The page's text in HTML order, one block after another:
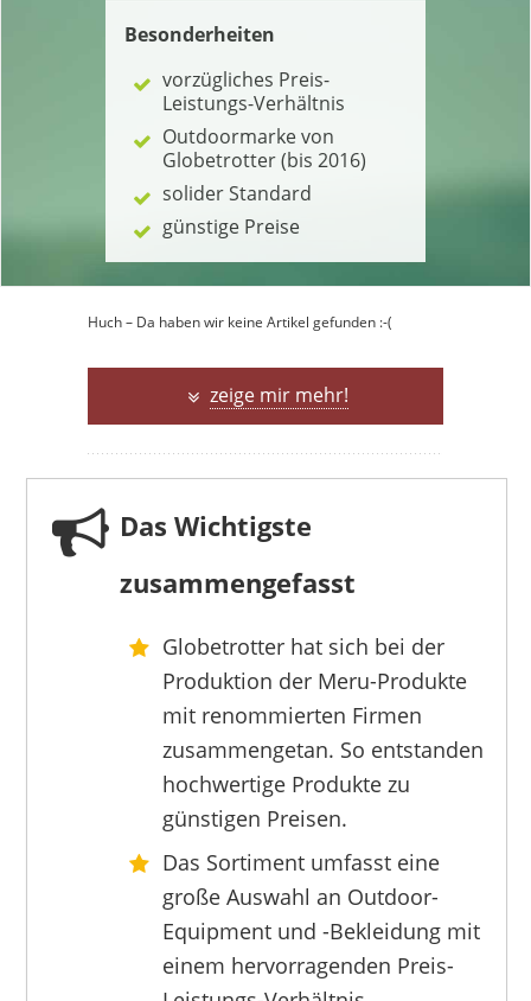
Besonderheiten
vorzügliches Preis-
Leistungs-Verhältnis
Outdoormarke von
Globetrotter (bis 2016)
solider Standard
günstige Preise
Huch – Da haben wir keine Artikel gefunden :-(
zeige mir mehr!
Das Wichtigste
zusammengefasst
Globetrotter hat sich bei der
Produktion der Meru-Produkte
mit renommierten Firmen
zusammengetan. So entstanden
hochwertige Produkte zu
günstigen Preisen.
Das Sortiment umfasst eine
große Auswahl an Outdoor-
Equipment und -Bekleidung mit
einem hervorragenden Preis-